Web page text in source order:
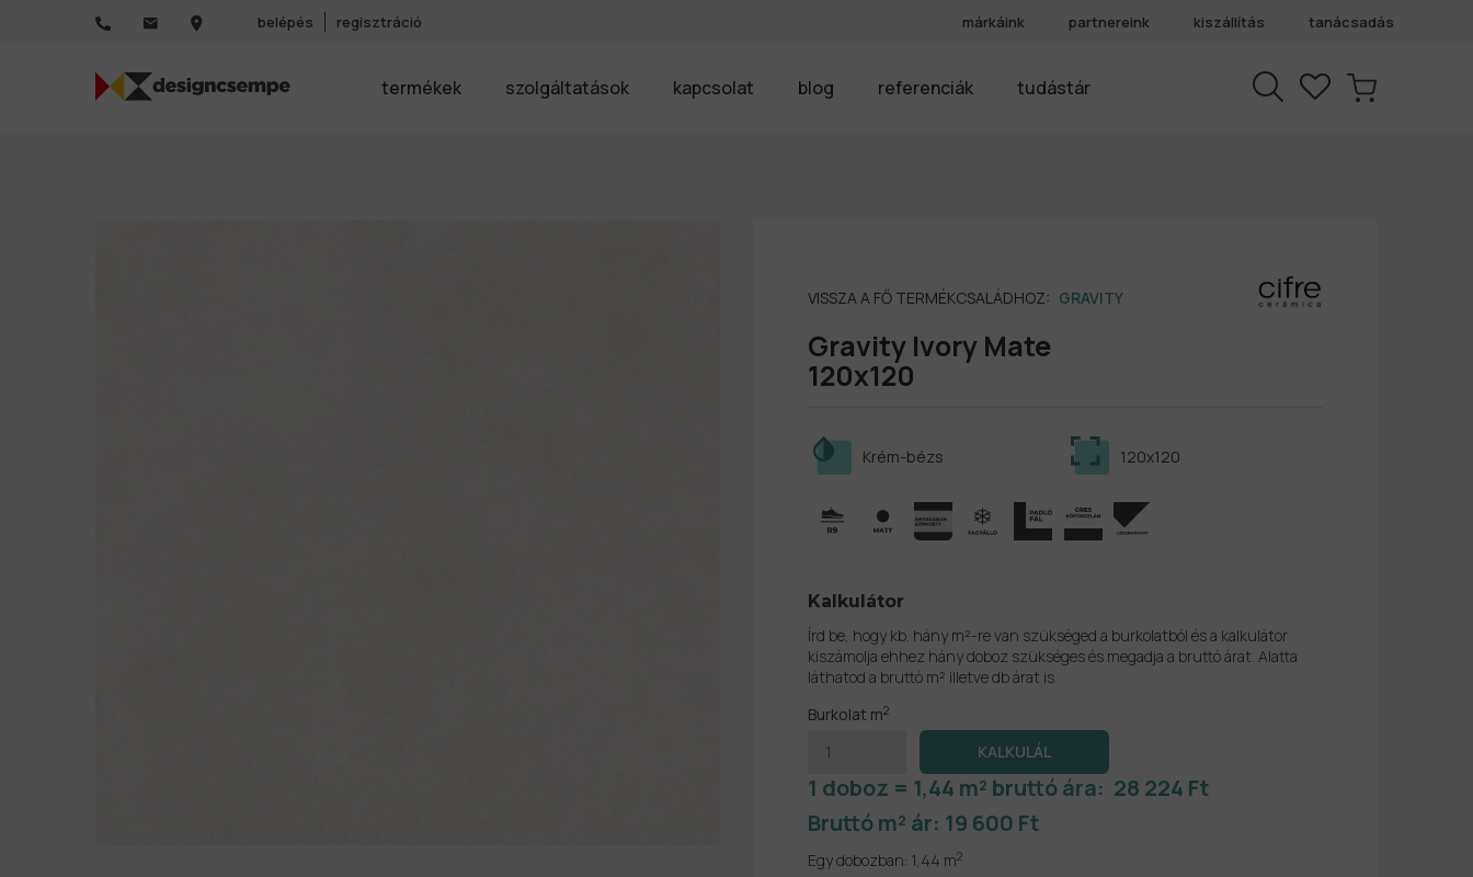
belépés regisztráció márkáink partnereink kiszállítás tanácsadás
termékek szolgáltatások kapcsolat blog referenciák tudástár
VISSZA A FŐ TERMÉKCSALÁDHOZ: GRAVITY
Gravity Ivory Mate
120x120
120x120
Krém-bézs
Kalkulátor
Írd be, hogy kb. hány m²-re van szükséged a burkolatból és a kalkulátor
kiszámolja ehhez hány doboz szükséges és megadja a bruttó árat. Alatta
láthatod a bruttó m² illetve db árat is.
Burkolat m2
1 doboz = 1,44 m² bruttó ára: 28 224 Ft
Bruttó m² ár: 19 600 Ft
Egy dobozban: 1,44 m2